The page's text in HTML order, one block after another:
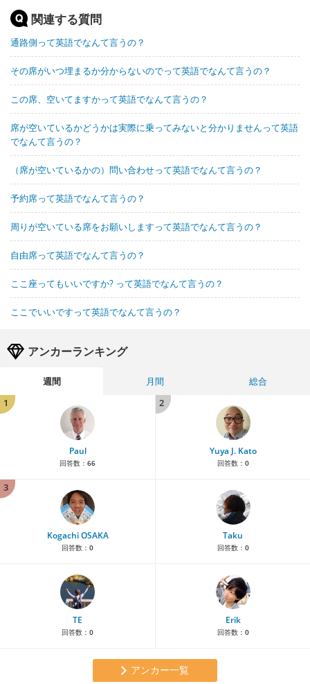
関連する質問
通路側って英語でなんて言うの？
その席がいつ埋まるか分からないのでって英語でなんて言うの？
この席、空いてますかって英語でなんて言うの？
席が空いているかどうかは実際に乗ってみないと分かりませんって英語
でなんて言うの？
（席が空いているかの）問い合わせって英語でなんて言うの？
予約席って英語でなんて言うの？
周りが空いている席をお願いしますって英語でなんて言うの？
自由席って英語でなんて言うの？
ここ座ってもいいですか? って英語でなんて言うの？
ここでいいですって英語でなんて言うの？
アンカーランキング
週間 月間
総合
1
Paul
回答数： 66
2
Yuya J. Kato
回答数： 0
3
Kogachi OSAKA
回答数： 0
Taku
回答数： 0
TE
回答数： 0
Erik
回答数： 0
アンカー一覧